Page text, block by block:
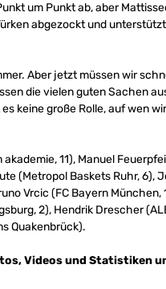
um Punkt ab, aber
abgezockt und
Aber jetzt müssen wir
die vielen guten Sachen
keine große Rolle, auf wen
11), Manuel
(Metropol Baskets Ruhr, 6),
Vrcic (FC Bayern
2), Hendrik Drescher
Quakenbrück).
Videos und Statistiken